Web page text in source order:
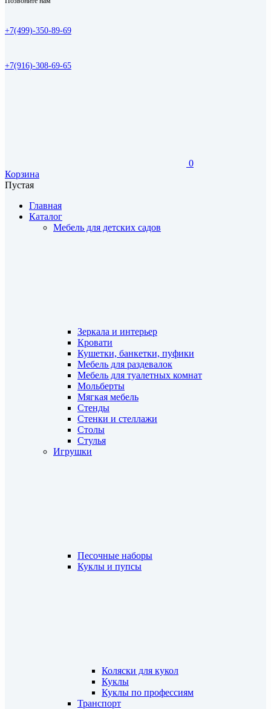
+7(499)-350-89-69
+7(916)-308-69-65
0
Корзина
Пустая
Главная
Каталог
Мебель для детских садов
Зеркала и интерьер
Кровати
Кушетки, банкетки, пуфики
Мебель для раздевалок
Мебель для туалетных комнат
Мольберты
Мягкая мебель
Стенды
Стенки и стеллажи
Столы
Стулья
Игрушки
Песочные наборы
Куклы и пупсы
Коляски для кукол
Куклы
Куклы по профессиям
Транспорт